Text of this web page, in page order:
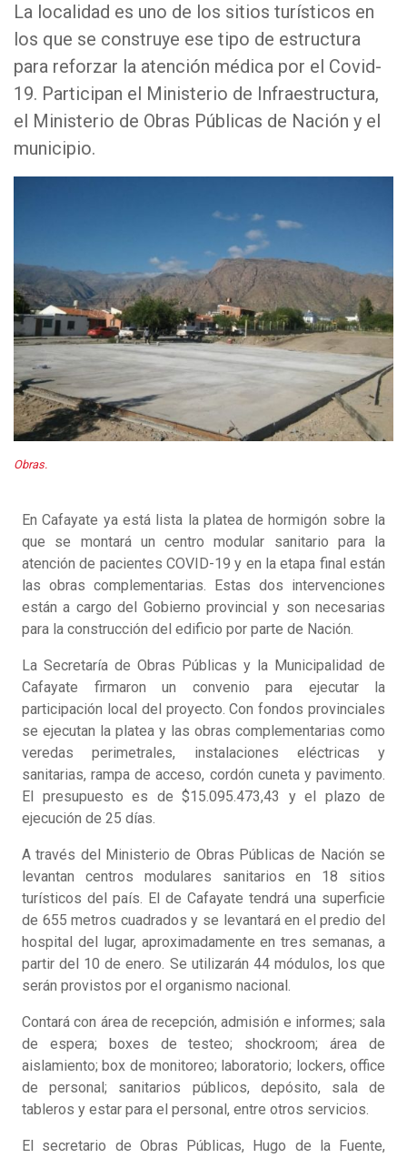
La localidad es uno de los sitios turísticos en
los que se construye ese tipo de estructura
para reforzar la atención médica por el Covid-
19. Participan el Ministerio de Infraestructura,
el Ministerio de Obras Públicas de Nación y el
municipio.
Obras.
En Cafayate ya está lista la platea de hormigón sobre la
que se montará un centro modular sanitario para la
atención de pacientes COVID-19 y en la etapa final están
las obras complementarias. Estas dos intervenciones
están a cargo del Gobierno provincial y son necesarias
para la construcción del edificio por parte de Nación.
La Secretaría de Obras Públicas y la Municipalidad de
Cafayate firmaron un convenio para ejecutar la
participación local del proyecto. Con fondos provinciales
se ejecutan la platea y las obras complementarias como
veredas perimetrales, instalaciones eléctricas y
sanitarias, rampa de acceso, cordón cuneta y pavimento.
El presupuesto es de $15.095.473,43 y el plazo de
ejecución de 25 días.
A través del Ministerio de Obras Públicas de Nación se
levantan centros modulares sanitarios en 18 sitios
turísticos del país. El de Cafayate tendrá una superficie
de 655 metros cuadrados y se levantará en el predio del
hospital del lugar, aproximadamente en tres semanas, a
partir del 10 de enero. Se utilizarán 44 módulos, los que
serán provistos por el organismo nacional.
Contará con área de recepción, admisión e informes; sala
de espera; boxes de testeo; shockroom; área de
aislamiento; box de monitoreo; laboratorio; lockers, office
de personal; sanitarios públicos, depósito, sala de
tableros y estar para el personal, entre otros servicios.
El secretario de Obras Públicas, Hugo de la Fuente,